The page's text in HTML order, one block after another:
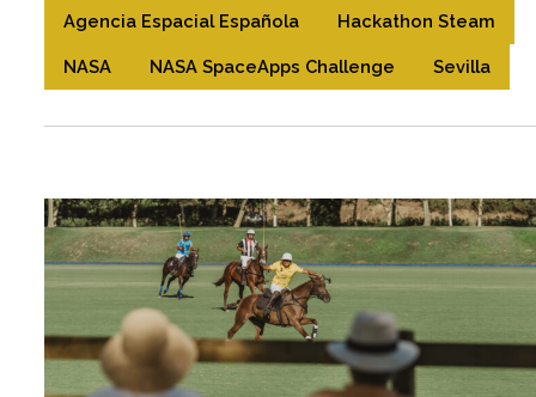
Agencia Espacial Española Hackathon Steam
NASA NASA SpaceApps Challenge Sevilla